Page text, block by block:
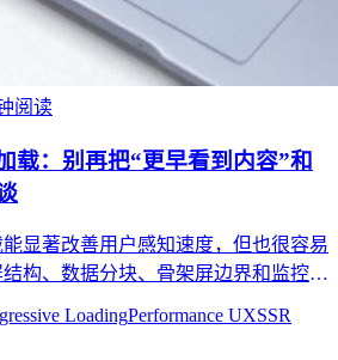
阅读
载：别再把“更早看到内容”和
显著改善用户感知速度，但也很容易
构、数据分块、骨架屏边界和监控指
LoadingPerformance UXSSR